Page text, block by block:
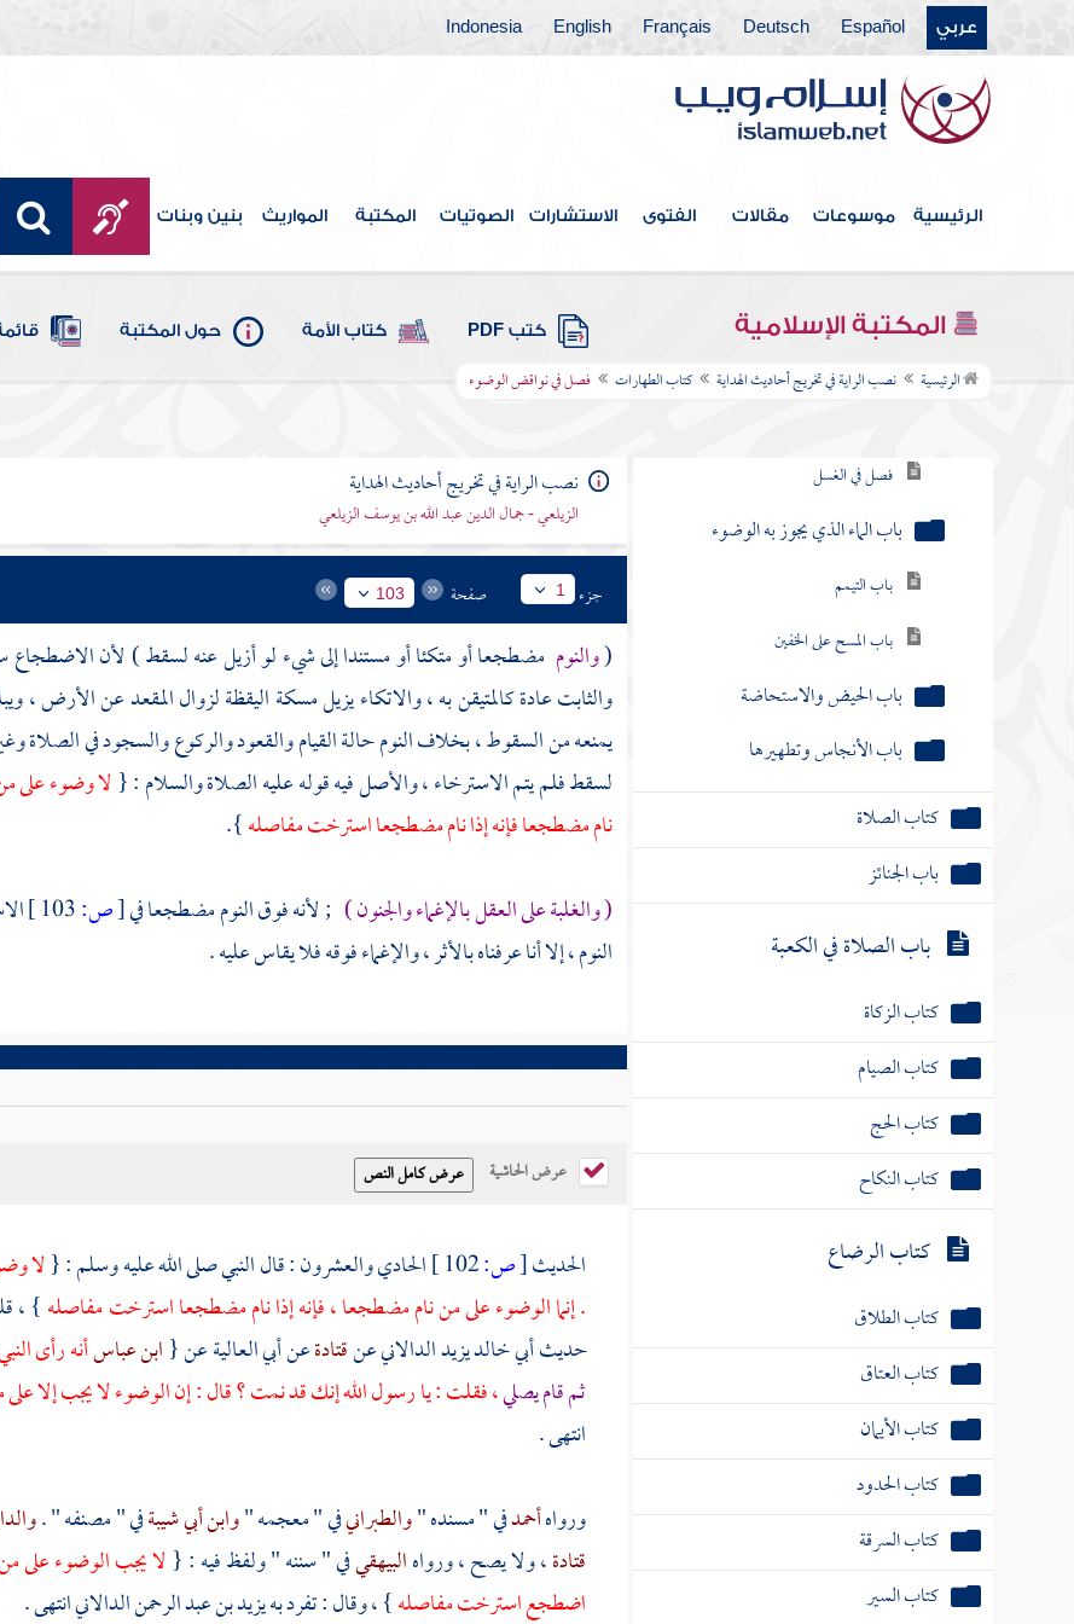
عربي Español
Deutsch
Français
English
Indonesia
الرئيسية موسوعات مقالات الفتوى الاستشارات الصوتيات المكتبة المواريث بنين وبنات
المكتبة الإسلامية كتب PDF كتاب الأمة حول المكتبة
الرئيسية نصب الراية في تخريج أحاديث الهداية كتاب الطهارات فصل في نواقض الوضوء
فهرس الكتاب
كتاب الطهارات
فصل في الغسل
باب الماء الذي يجوز به الوضوء
باب التيمم
باب المسح على الخفين
باب الحيض والاستحاضة
باب الأنجاس وتطهيرها
كتاب الصلاة
باب الجنائز
باب الصلاة في الكعبة
كتاب الزكاة
كتاب الصيام
كتاب الحج
كتاب النكاح
كتاب الرضاع
كتاب الطلاق
كتاب العتاق
كتاب الأيمان
كتاب الحدود
كتاب السرقة
كتاب السير
نصب الراية في تخريج أحاديث الهداية
الزيلعي - جمال الدين عبد الله بن يوسف الزيلعي
جزء 1 صفحة 103
(والنوم مضطجعا أو متكئا أو مستندا إلى شيء لو أزيل عنه لسقط ) لأن
والثابت عادة كالمتيقن به ، والاتكاء يزيل مسكة اليقظة لزوال المقعد عن الأرض ،
يمنعه من السقوط ، بخلاف النوم حالة القيام والقعود والركوع والسجود في
لسقط فلم يتم الاسترخاء ، والأصل فيه قوله عليه الصلاة والسلام : {لا وضوء على
نام مضطجعا فإنه إذا نام مضطجعا استرخت مفاصله}.
( والغلبة على العقل بالإغماء والجنون ) ; لأنه فوق النوم مضطجعا في[ص:
النوم ، إلا أنا عرفناه بالأثر ، والإغماء فوقه فلا يقاس عليه .
عرض الحاشية
الحديث[ص: الحادي والعشرون : قال النبي صلى الله عليه وسلم : {لا
. إنما الوضوء على من نام مضطجعا ، فإنه إذا نام مضطجعا استرخت مفاصله} ،
حديثأبي خالد يزيد الدالانيعنقتادةعنأبي العاليةعن {ابن عباسأنه رأى
ثم قام يصلي، فقلت : يا رسول الله إنك قد نمت ؟ قال : إن الوضوء لا يجب إلا
انتهى .
ورواهأحمدفي " مسنده "والطبرانيفي " معجمه "وابن أبي شيبةفي " مصنفه " .
قتادة، ولا يصح ، ورواهالبيهقيفي " سننه " ولفظ فيه : {لا يجب الوضوء على من
اضطجع استرخت مفاصله} ، وقال : تفرد بهيزيد بن عبد الرحمن الدالانيانتهى .